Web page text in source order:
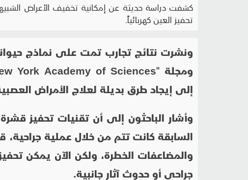
كشفت دراسة حديثة عن إمكانية تخفيف الأعراض
تحفيز العين كهربائياً.
ونشرت نتائج تجارب تمت على نماذج
ومجلة "York Academy of Sciences
إلى إيجاد طرق بديلة لعلاج الأمراض
وأشار الباحثون إلى أن تقنيات تحفيز
السابقة كانت تتم من خلال عملية جراحية،
والمضاعفات الخطرة، ولكن الآن يمكن
جراحي أو حدوث آثار جانبية.